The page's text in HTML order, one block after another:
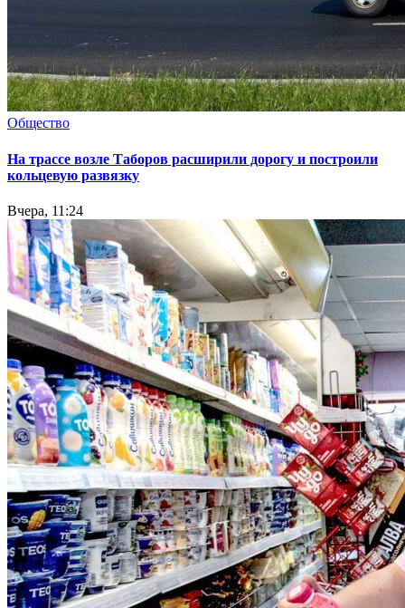
Общество
На трассе возле Таборов расширили дорогу и построили
кольцевую развязку
Вчера, 11:24